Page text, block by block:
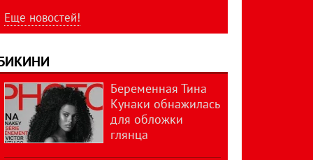
Еще новостей!
Беременная Тина
Кунаки обнажилась
для обложки
глянца